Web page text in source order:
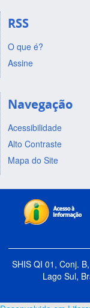
RSS
O que é?
Assine
Navegação
Acessibilidade
Alto Contraste
Mapa do Site
SHIS QI 01, Conj.
Lago Sul,